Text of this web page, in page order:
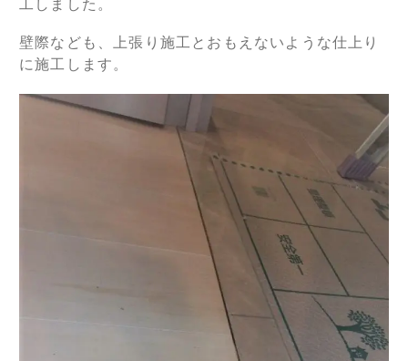
工しました。
壁際なども、上張り施工とおもえないような仕上り
に施工します。